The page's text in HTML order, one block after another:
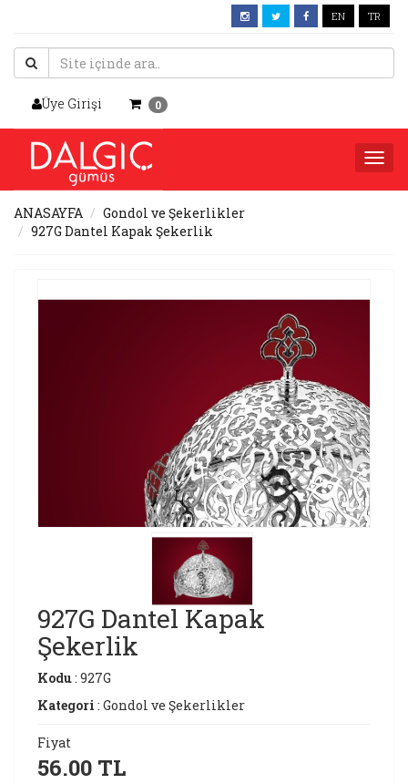
TR
EN
Üye Girişi 0
ANASAYFA
Gondol ve Şekerlikler
927G Dantel Kapak Şekerlik
927G Dantel Kapak
Şekerlik
Kodu: 927G
Kategori : Gondol ve Şekerlikler
Fiyat
56.00 TL